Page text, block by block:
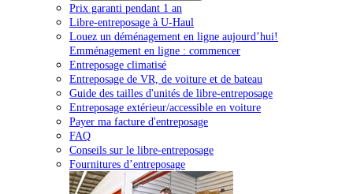
Prix garanti pendant 1 an
Libre-entreposage à U-Haul
Louez un déménagement en ligne aujourd’hui!
Emménagement en ligne : commencer
Entreposage climatisé
Entreposage de VR, de voiture et de bateau
Guide des tailles d'unités de libre-entreposage
Entreposage extérieur/accessible en voiture
Payer ma facture d'entreposage
FAQ
Conseils sur le libre-entreposage
Fournitures d’entreposage